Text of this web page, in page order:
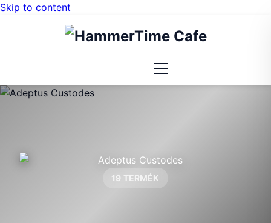
Skip to content
19 TERMÉK